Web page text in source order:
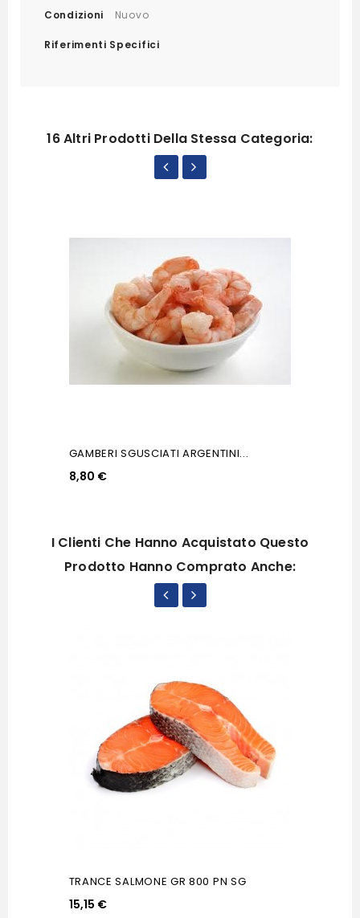
Condizioni Nuovo
Riferimenti Specifici
16 Altri Prodotti Della Stessa Categoria:
GAMBERI SGUSCIATI ARGENTINI...
8,80 €
I Clienti Che Hanno Acquistato Questo
Prodotto Hanno Comprato Anche:
TRANCE SALMONE GR 800 PN SG
15,15 €